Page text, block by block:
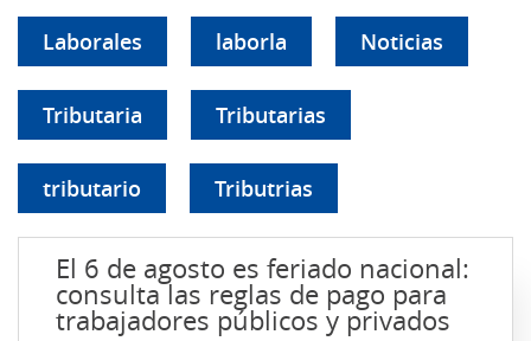
Laborales laborla Noticias
Tributaria Tributarias
tributario Tributrias
El 6 de agosto es feriado nacional:
consulta las reglas de pago para
trabajadores públicos y privados